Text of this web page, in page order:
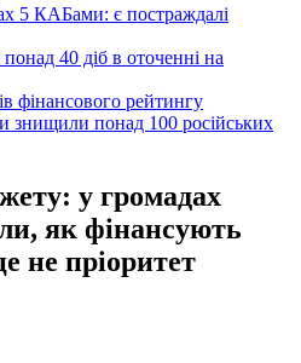
5 КАБами: є постраждалі
40 діб в оточенні на
фінансового рейтингу
понад 100 російських
у громадах
як фінансують
не пріоритет